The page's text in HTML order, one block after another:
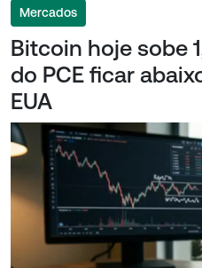
Mercados
Bitcoin hoje sobe
do PCE ficar
EUA